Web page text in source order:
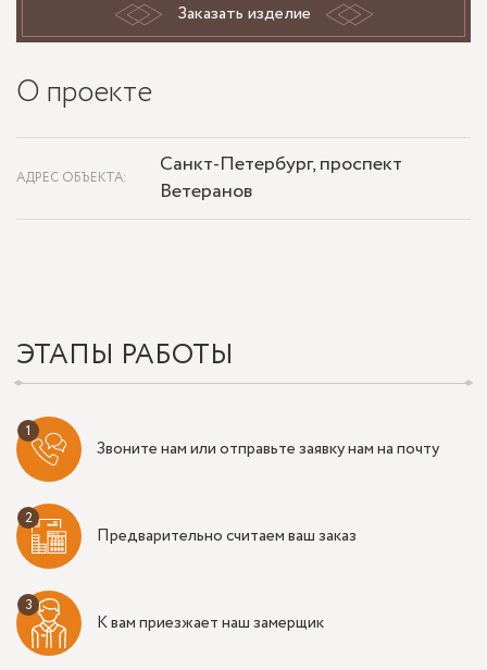
Заказать изделие
О проекте
АДРЕС ОБЪЕКТА:
Санкт-Петербург, проспект
Ветеранов
ЭТАПЫ РАБОТЫ
Звоните нам или отправьте заявку нам на почту
Предварительно считаем ваш заказ
К вам приезжает наш замерщик